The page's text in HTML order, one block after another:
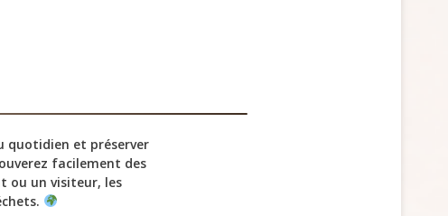
quotidien et préserver
facilement des
ou un visiteur, les